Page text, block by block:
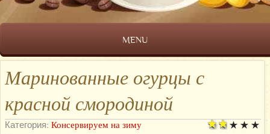
MENU
Маринованные огурцы с
красной смородиной
Категория: Консервируем на зиму